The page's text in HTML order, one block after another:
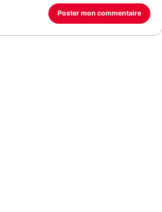
Poster mon commentaire